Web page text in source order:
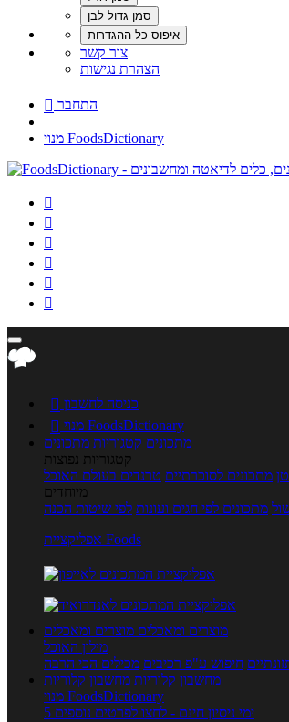
צור קשר
הצהרת נגישות
 התחבר
מנוי FoodsDictionary






 כניסה לחשבון

מנוי FoodsDictionary
מתכונים קטגוריות מתכונים
קטגוריות נפוצות
מתכונים לסוכרתיים טרנדים בעולם האוכל
מיוחדים
מתכונים לפי חגים ועונות לפי שיטות הכנה
אפליקציית Foods
מוצרים ומאכלים מוצרים ומאכלים
מילון האוכל
חיפוש ע"פ רכיבים מכילים הכי הרבה
מחשבון קלוריות מחשבון קלוריות
מנוי FoodsDictionary
5 ימי ניסיון חינם - לחצו לפרטים נוספים